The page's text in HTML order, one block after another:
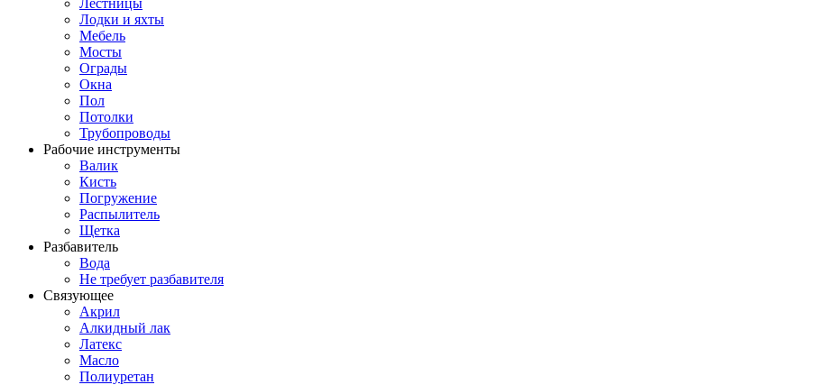
Лодки и яхты
Мебель
Мосты
Ограды
Окна
Пол
Потолки
Трубопроводы
Рабочие инструменты
Валик
Кисть
Погружение
Распылитель
Щетка
Разбавитель
Вода
Не требует разбавителя
Связующее
Акрил
Алкидный лак
Латекс
Масло
Полиуретан